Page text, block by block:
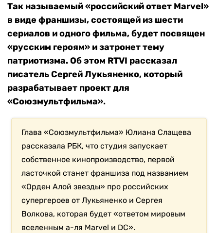
Так называемый «российский ответ Marvel»
в виде франшизы, состоящей из шести
сериалов и одного фильма, будет посвящен
«русским героям» и затронет тему
патриотизма. Об этом RTVI рассказал
писатель Сергей Лукьяненко, который
разрабатывает проект для
«Союзмультфильма».
Глава «Союзмультфильма» Юлиана Слащева
рассказала РБК, что студия запускает
собственное кинопроизводство, первой
ласточкой станет франшиза под названием
«Орден Алой звезды» про российских
супергероев от Лукьяненко и Сергея
Волкова, которая будет «ответом мировым
вселенным а-ля Marvel и DC».